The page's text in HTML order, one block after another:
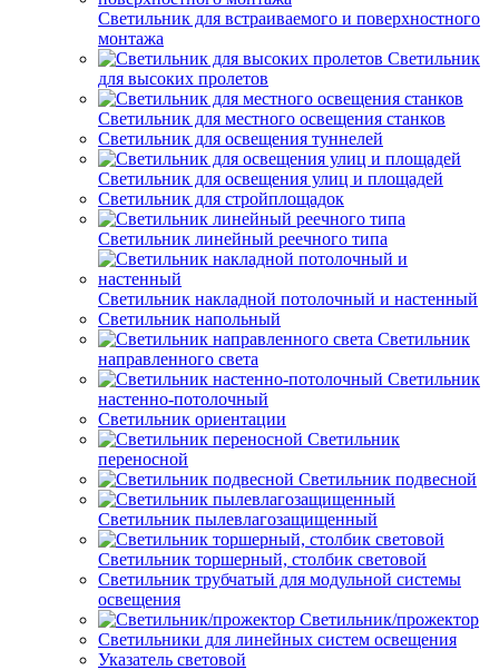
Светильник для встраиваемого и поверхностного
монтажа
Светильник
для высоких пролетов
Светильник для местного освещения станков
Светильник для освещения туннелей
Светильник для освещения улиц и площадей
Светильник для стройплощадок
Светильник линейный реечного типа
Светильник накладной потолочный и настенный
Светильник напольный
Светильник
направленного света
Светильник
настенно-потолочный
Светильник ориентации
Светильник
переносной
Светильник подвесной
Светильник пылевлагозащищенный
Светильник торшерный, столбик световой
Светильник трубчатый для модульной системы
освещения
Светильник/прожектор
Светильники для линейных систем освещения
Указатель световой